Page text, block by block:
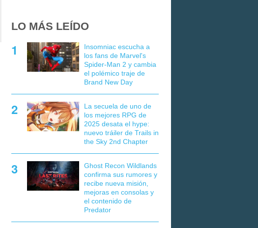
LO MÁS LEÍDO
Insomniac escucha a
los fans de Marvel's
Spider-Man 2 y cambia
el polémico traje de
Brand New Day
La secuela de uno de
los mejores RPG de
2025 desata el hype:
nuevo tráiler de Trails in
the Sky 2nd Chapter
Ghost Recon Wildlands
confirma sus rumores y
recibe nueva misión,
mejoras en consolas y
el contenido de
Predator